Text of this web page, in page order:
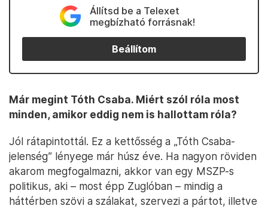
Állítsd be a Telexet
megbízható forrásnak!
Beállítom
Már megint Tóth Csaba. Miért szól róla most
minden, amikor eddig nem is hallottam róla?
Jól rátapintottál. Ez a kettősség a „Tóth Csaba-
jelenség” lényege már húsz éve. Ha nagyon röviden
akarom megfogalmazni, akkor van egy MSZP-s
politikus, aki – most épp Zuglóban – mindig a
háttérben szövi a szálakat, szervezi a pártot, illetve